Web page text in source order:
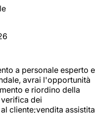
a personale esperto e
avrai l'opportunità
e riordino della
dei
cliente;vendita assistita